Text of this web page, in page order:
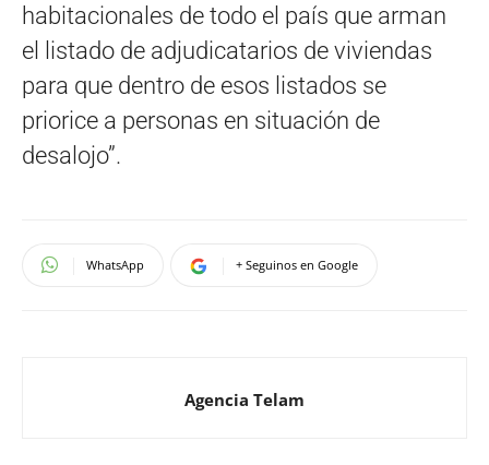
habitacionales de todo el país que arman
el listado de adjudicatarios de viviendas
para que dentro de esos listados se
priorice a personas en situación de
desalojo”.
WhatsApp + Seguinos en Google
Agencia Telam